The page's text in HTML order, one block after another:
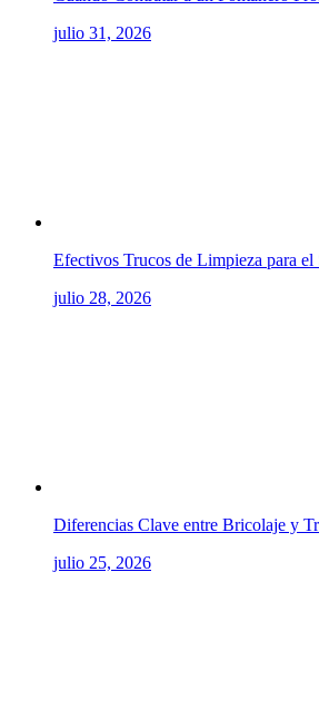
julio 31, 2026
Efectivos Trucos de Limpieza para
julio 28, 2026
Diferencias Clave entre Bricolaje y
julio 25, 2026